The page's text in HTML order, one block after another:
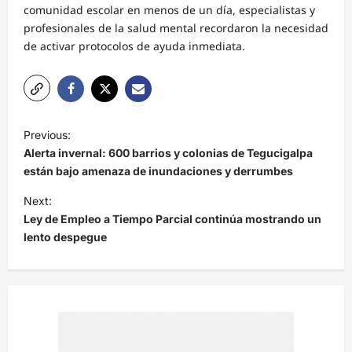
comunidad escolar en menos de un día, especialistas y
profesionales de la salud mental recordaron la necesidad
de activar protocolos de ayuda inmediata.
N
a
v
e
g
a
c
Previous:
Alerta invernal: 600 barrios y colonias de Tegucigalpa
están bajo amenaza de inundaciones y derrumbes
Next:
Ley de Empleo a Tiempo Parcial continúa mostrando un
lento despegue